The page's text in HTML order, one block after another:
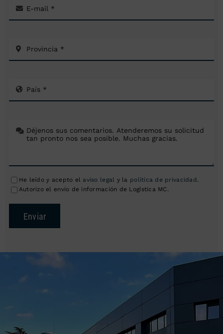
He leído y acepto el aviso legal y la política de privacidad.
Autorizo el envío de información de Logística MC.
Enviar